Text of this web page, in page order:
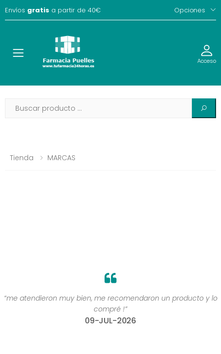
Envíos gratis a partir de 40€ Opciones
Toggle Acceso
Tienda MARCAS
“me atendieron muy bien, me recomendaron un producto y lo
compré !”
09-JUL-2026